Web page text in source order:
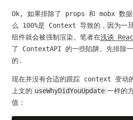
Ok, 如果排除了 props 和 mobx 数据
么 100%是 Context 导致的，因为一
组件就会被强制渲染。笔者在浅谈
了 ContextAPI 的一些陷阱。先排除
的.
现在并没有合适的跟踪 context 变动
上文的 useWhyDidYouUpdate 一样的
值：